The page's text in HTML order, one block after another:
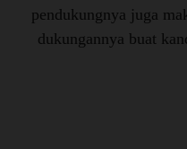
pendukungnya juga
dukungannya buat